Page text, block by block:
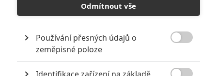
5
Recenze: Záhada strašidelného
8 Recenze: Občanská válka
Odmítnout vše
Používání přesných údajů o
zeměpisné poloze